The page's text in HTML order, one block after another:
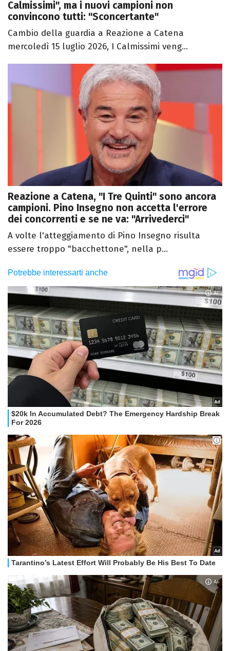
Calmissimi", ma i nuovi campioni non
convincono tutti: "Sconcertante"
Cambio della guardia a Reazione a Catena
mercoledì 15 luglio 2026, I Calmissimi veng...
Reazione a Catena, "I Tre Quinti" sono ancora
campioni. Pino Insegno non accetta l'errore
dei concorrenti e se ne va: "Arrivederci"
A volte l'atteggiamento di Pino Insegno risulta
essere troppo "bacchettone", nella p...